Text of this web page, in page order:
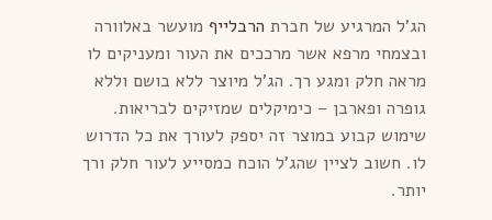
הג'ל המרגיע של חברת הרבלייףמועשר באלוורה
ובצמחי מרפא אשר מרככים את העור ומעניקים לו
מראה חלק ומגע רך. הג'ל מיוצר ללא בושם וללא
גופרה ופארבן – כימיקלים שמזיקים לבריאות.
שימוש קבוע במוצר זה יספק לעורך את כל הדרוש
לו. חשוב לציין שהג'ל הוכח כמסייע לעור חלק ורך
יותר.